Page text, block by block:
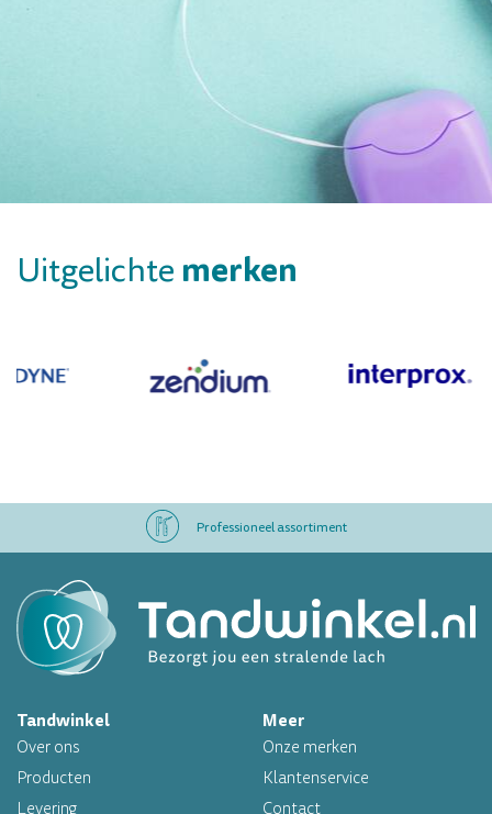
Uitgelichte merken
Professioneel assortiment
Op werkdagen voor 16.00 uur besteld, morgen in huis
Professioneel assortiment
Altijd op voorraad
Tandwinkel
Over ons
Producten
Levering
Meer
Onze merken
Klantenservice
Contact